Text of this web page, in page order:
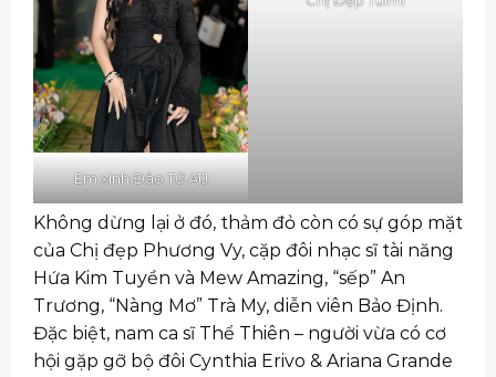
Em xinh Đào Tử A1J
Không dừng lại ở đó, thảm đỏ còn có sự góp mặt
của Chị đẹp Phương Vy, cặp đôi nhạc sĩ tài năng
Hứa Kim Tuyền và Mew Amazing, “sếp” An
Trương, “Nàng Mơ” Trà My, diễn viên Bảo Định.
Đặc biệt, nam ca sĩ Thể Thiên – người vừa có cơ
hội gặp gỡ bộ đôi Cynthia Erivo & Ariana Grande